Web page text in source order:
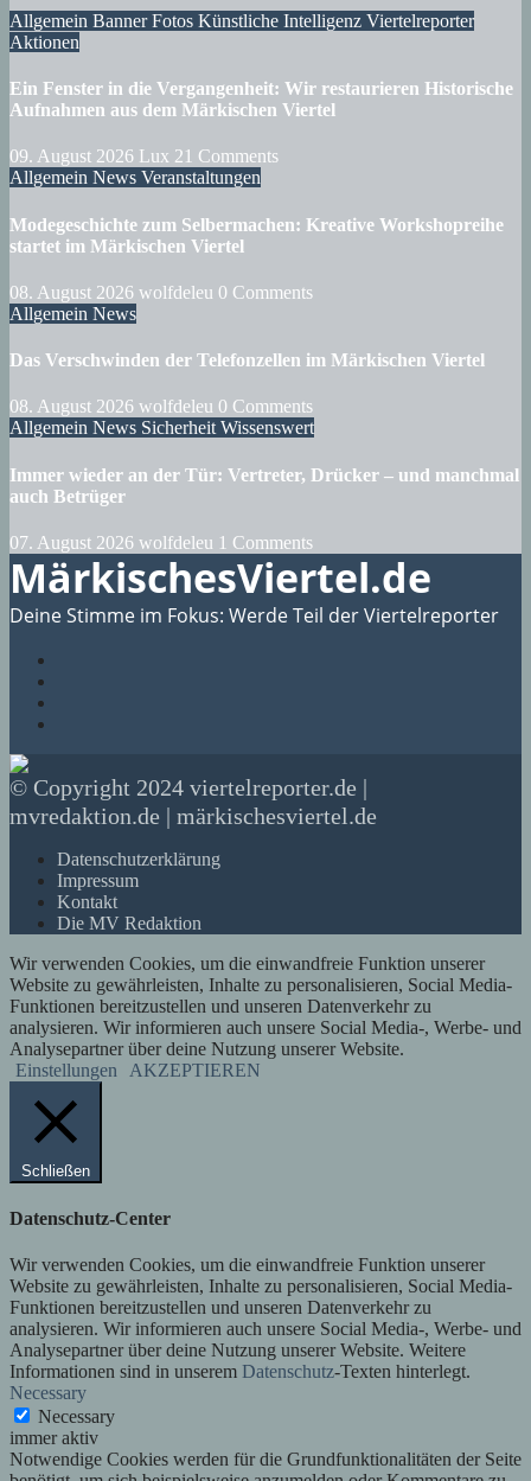
Allgemein BannerFotos Künstliche Intelligenz Viertelreporter
Aktionen
Ein Fenster in die Vergangenheit: Wir restaurieren Historische
Aufnahmen aus dem Märkischen Viertel
09. August 2026 Lux 21 Comments
Allgemein News Veranstaltungen
Modegeschichte zum Selbermachen: Kreative Workshopreihe
startet im Märkischen Viertel
08. August 2026 wolfdeleu 0 Comments
Allgemein News
Das Verschwinden der Telefonzellen im Märkischen Viertel
08. August 2026 wolfdeleu 0 Comments
Allgemein News Sicherheit Wissenswert
Immer wieder an der Tür: Vertreter, Drücker – und manchmal
auch Betrüger
07. August 2026 wolfdeleu 1 Comments
MärkischesViertel.de
Deine Stimme im Fokus: Werde Teil der Viertelreporter
© Copyright 2024 viertelreporter.de |
mvredaktion.de | märkischesviertel.de
Datenschutzerklärung
Impressum
Kontakt
Die MV Redaktion
Wir verwenden Cookies, um die einwandfreie Funktion unserer
Website zu gewährleisten, Inhalte zu personalisieren, Social Media-
Funktionen bereitzustellen und unseren Datenverkehr zu
analysieren. Wir informieren auch unsere Social Media-, Werbe- und
Analysepartner über deine Nutzung unserer Website.
Einstellungen
AKZEPTIEREN
Schließen
Datenschutz-Center
Wir verwenden Cookies, um die einwandfreie Funktion unserer
Website zu gewährleisten, Inhalte zu personalisieren, Social Media-
Funktionen bereitzustellen und unseren Datenverkehr zu
analysieren. Wir informieren auch unsere Social Media-, Werbe- und
Analysepartner über deine Nutzung unserer Website. Weitere
Informationen sind in unserem Datenschutz-Texten hinterlegt.
Necessary
Necessary
immer aktiv
Notwendige Cookies werden für die Grundfunktionalitäten der Seite